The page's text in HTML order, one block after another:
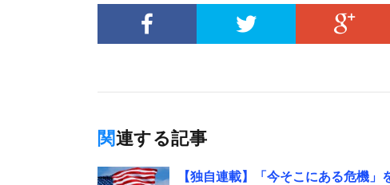
関連する記事
【独自連載】「今そこにある危機